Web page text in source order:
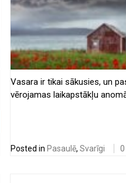
Vasara ir tikai sākusies, un
vērojamas laikapstākļu
tik bargi, ka daudzi
Posted in Pasaulē,Svarīgi